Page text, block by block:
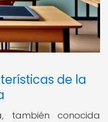
de la
también conocida